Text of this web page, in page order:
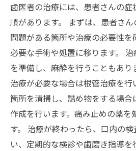
歯医者の治療には、患者さんの
順があります。 まずは、患者さん
問題がある箇所や治療の必要性を
必要な手術や処置に移ります。
を準備し、麻酔を行うこともあり
治療が必要な場合は根管治療を行
箇所を清掃し、詰め物をする場
作成を行います。痛み止めの薬を
す。 治療が終わったら、口内の
い、定期的な検診や歯磨き指導を